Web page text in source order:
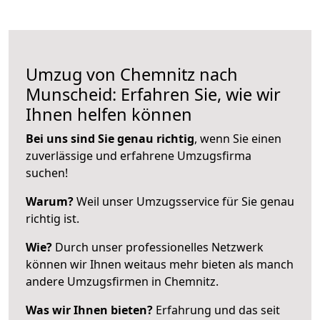
Umzug von Chemnitz nach
Munscheid: Erfahren Sie, wie wir
Ihnen helfen können
Bei uns sind Sie genau richtig, wenn Sie einen
zuverlässige und erfahrene Umzugsfirma
suchen!
Warum?Weil unser Umzugsservice für Sie genau
richtig ist.
Wie? Durch unser professionelles Netzwerk
können wir Ihnen weitaus mehr bieten als manch
andere Umzugsfirmen in Chemnitz.
Was wir Ihnen bieten? Erfahrung und das seit